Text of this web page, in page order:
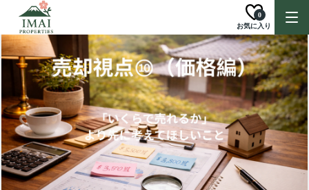
お気に入り
0